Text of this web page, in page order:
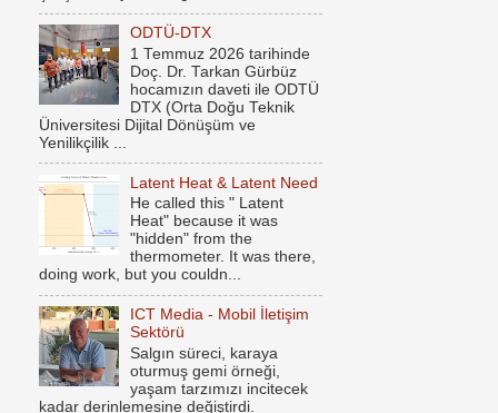
ODTÜ-DTX
1 Temmuz 2026 tarihinde
Doç. Dr. Tarkan Gürbüz
hocamızın daveti ile ODTÜ
DTX (Orta Doğu Teknik
Üniversitesi Dijital Dönüşüm ve
Yenilikçilik ...
Latent Heat & Latent Need
He called this " Latent
Heat" because it was
"hidden" from the
thermometer. It was there,
doing work, but you couldn...
ICT Media - Mobil İletişim
Sektörü
Salgın süreci, karaya
oturmuş gemi örneği,
yaşam tarzımızı incitecek
kadar derinlemesine değiştirdi.